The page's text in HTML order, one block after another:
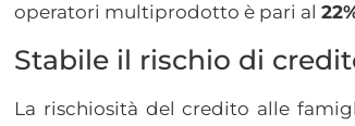
operatori multiprodotto è pari al
Stabile il rischio di
La rischiosità del credito alle